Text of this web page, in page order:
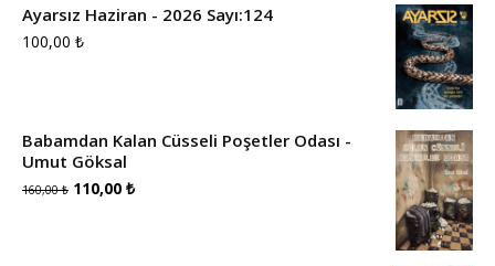
Ayarsız Haziran - 2026 Sayı:124
100,00 ₺
Babamdan Kalan Cüsseli Poşetler Odası -
Umut Göksal
160,00₺ Orijinal
110,00 ₺Şu